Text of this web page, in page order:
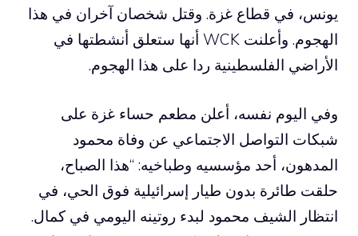
يونس، في قطاع غزة. وقتل شخصان آخران في هذا
الهجوم. وأعلنت WCK أنها ستعلق أنشطتها في
الأراضي الفلسطينية ردا على هذا الهجوم.
وفي اليوم نفسه، أعلن مطعم حساء غزة على
شبكات التواصل الاجتماعي عن وفاة محمود
المدهون، أحد مؤسسيه وطباخيه: “هذا الصباح،
حلقت طائرة بدون طيار إسرائيلية فوق الحي، في
انتظار الشيف محمود لبدء روتينه اليومي في كمال.